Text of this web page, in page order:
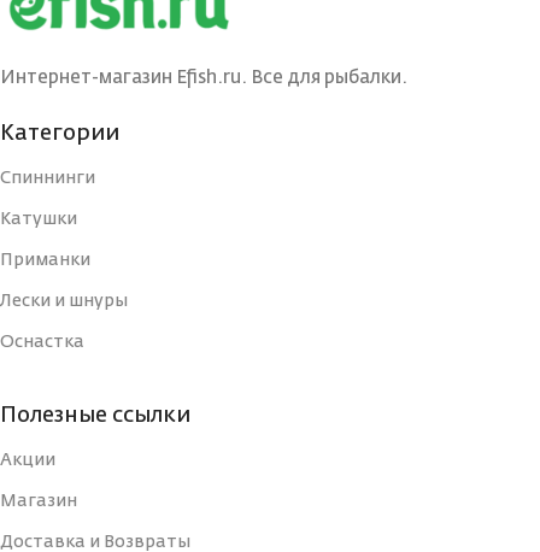
УПАКОВКА
ИЗГОТОВИТЕЛЬ
ВИД КРЮЧКА
Интернет-магазин Efish.ru. Все для рыбалки.
Категории
Спиннинги
Катушки
Приманки
Лески и шнуры
Оснастка
Полезные ссылки
Акции
Магазин
Доставка и Возвраты